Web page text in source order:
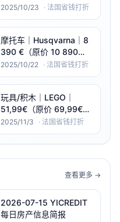
€ 起）｜-50%｜Couette
chaude recyclée 400
g/m²（多尺码）
2025/10/23 · 法国省钱打折
摩托车｜Husqvarna｜8
390 €（原价 10 890
€）｜-23%｜Svartpilen
801（2025，799 cm³，
A2 可降级 L 版，4 年
保）
2025/10/22 · 法国省钱打折
玩具/积木｜LEGO｜
51,99€（原价 69,99€）
｜-26%｜NINJAGO
71812「凯的攀登机甲」
（含4人偶｜623片）
2025/11/3 · 法国省钱打折
查看更多 →
2026-07-15 YICREDIT
每日房产信息简报